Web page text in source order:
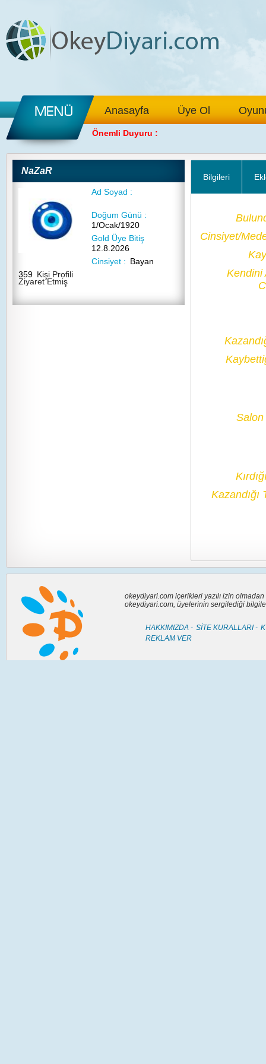
Anasayfa Üye Ol
Önemli Duyuru :
NaZaR
Ad Soyad :
Doğum Günü :
1/Ocak/1920
Gold Üye Bitiş
12.8.2026
Cinsiyet : Bayan
359 Kişi Profili
Ziyaret Etmiş
Bilgileri
Cinsiyet/
Kendini
Kazandığı
okeydiyari.com içerikleri yazılı izin
okeydiyari.com, üyelerinin sergilediği
HAKKIMIZDA - SİTE KURALLARI -
REKLAM VER